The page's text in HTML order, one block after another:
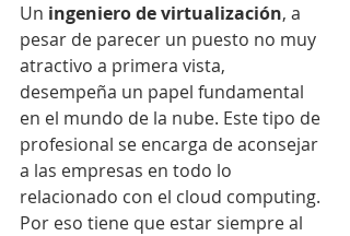
Un ingeniero de virtualización, a
pesar de parecer un puesto no muy
atractivo a primera vista,
desempeña un papel fundamental
en el mundo de la nube. Este tipo de
profesional se encarga de aconsejar
a las empresas en todo lo
relacionado con el cloud computing.
Por eso tiene que estar siempre al